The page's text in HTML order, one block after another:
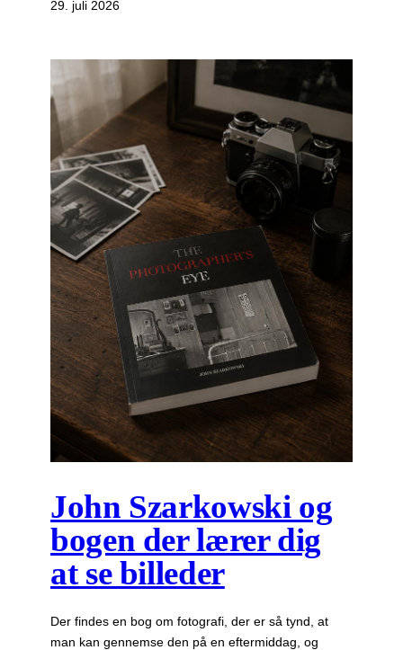
29. juli 2026
John Szarkowski og
bogen der lærer dig
at se billeder
Der findes en bog om fotografi, der er så tynd, at
man kan gennemse den på en eftermiddag, og